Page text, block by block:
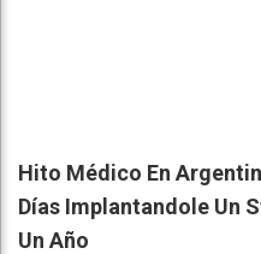
Hito Médico En
Días Implantandole Un
Un Año